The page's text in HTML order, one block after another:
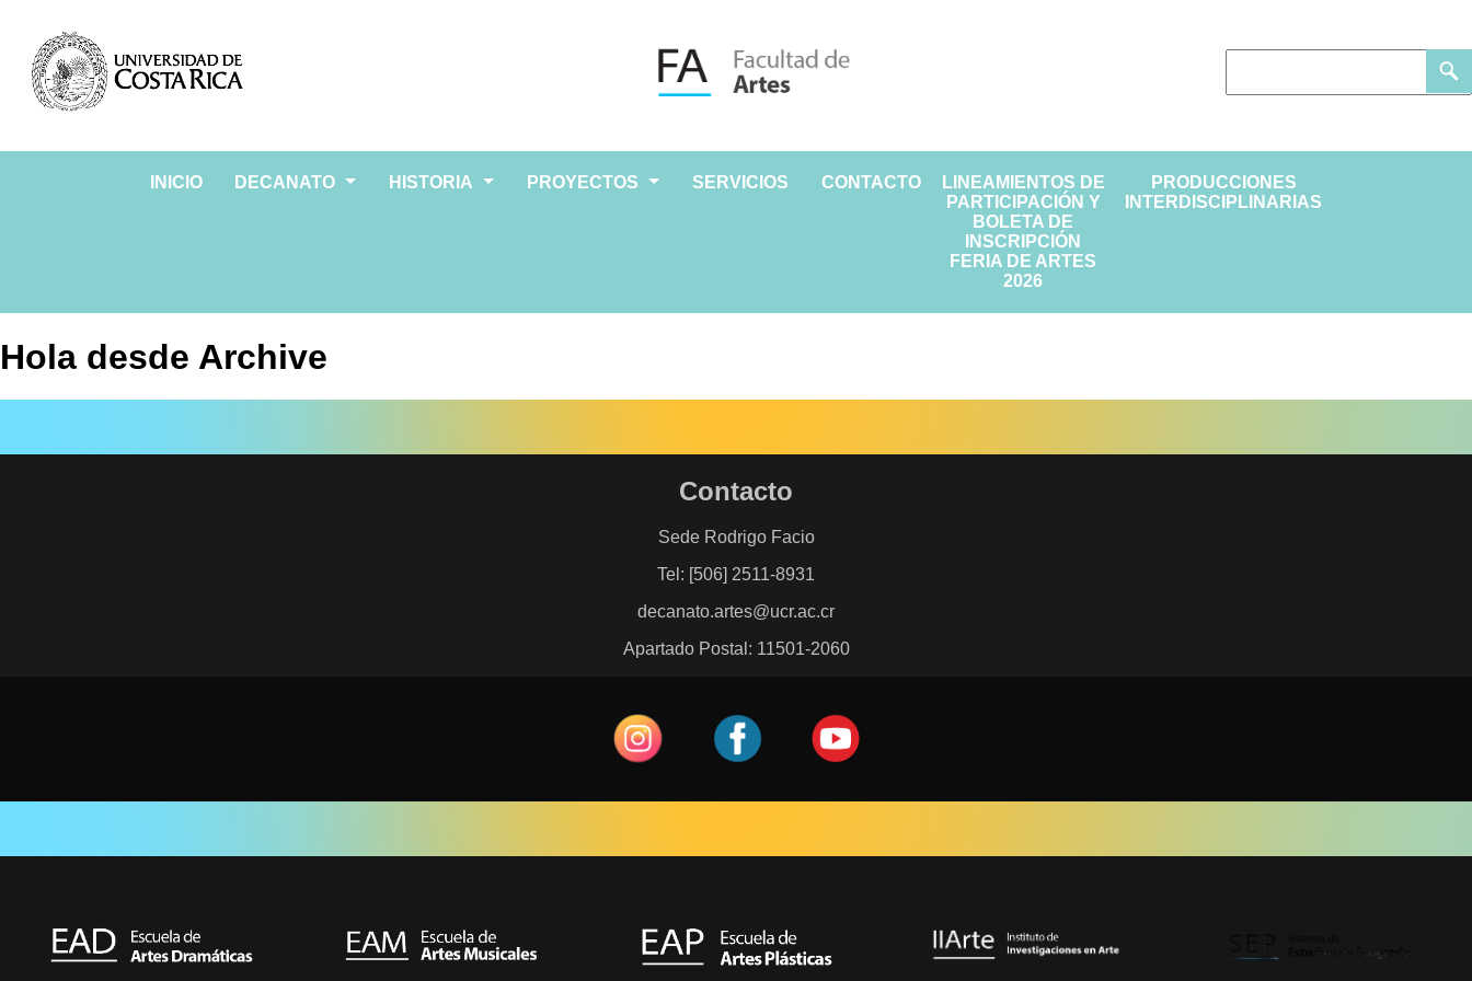
INICIO DECANATO HISTORIA PROYECTOS SERVICIOS CONTACTO
LINEAMIENTOS DE
PARTICIPACIÓN Y
BOLETA DE
INSCRIPCIÓN
FERIA DE ARTES
2026
PRODUCCIONES
INTERDISCIPLINARIAS
Hola desde Archive
Contacto
Sede Rodrigo Facio
Tel: [506] 2511-8931
decanato.artes@ucr.ac.cr
Apartado Postal: 11501-2060